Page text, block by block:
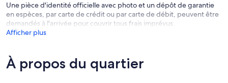
Une pièce d'identité officielle avec photo et un dépôt de garantie
en espèces, par carte de crédit ou par carte de débit, peuvent être
demandés à l'arrivée pour couvrir tous frais imprévus
Afficher plus
À propos du quartier